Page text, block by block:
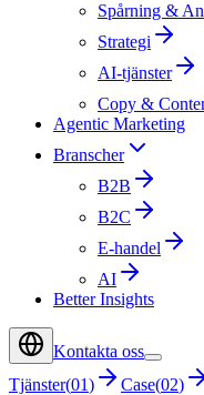
Spårning &
Strategi
AI-tjänster
Copy &
Agentic Marketing
Branscher
B2B
B2C
E-handel
AI
Better Insights
Kontakta oss
Tjänster(01) Case(02)